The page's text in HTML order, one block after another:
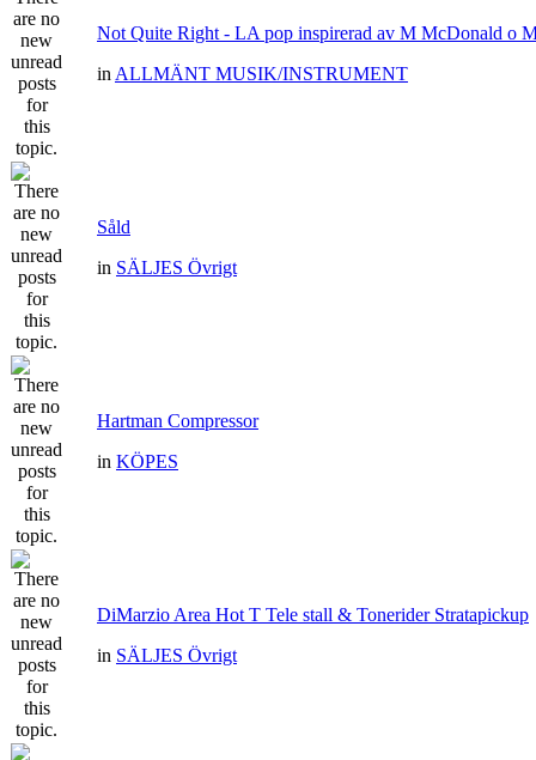
Not Quite Right - LA pop inspirerad av M McDonald o
in ALLMÄNT MUSIK/INSTRUMENT
Såld
in SÄLJES Övrigt
Hartman Compressor
in KÖPES
DiMarzio Area Hot T Tele stall & Tonerider Stratapickup
in SÄLJES Övrigt